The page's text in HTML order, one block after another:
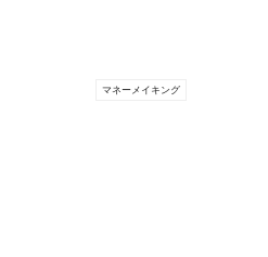
マネーメイキング